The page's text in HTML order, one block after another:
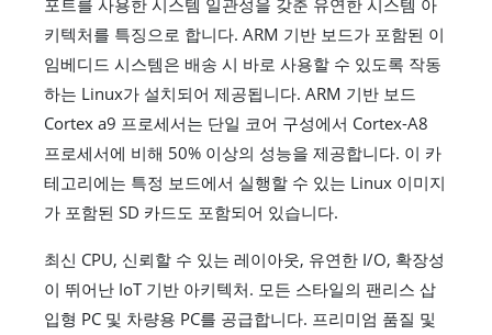
키텍처를 특징으로 합니다. ARM 기반 보드가 포함된 이
임베디드 시스템은 배송 시 바로 사용할 수 있도록 작동
하는 Linux가 설치되어 제공됩니다. ARM 기반 보드
Cortex a9 프로세서는 단일 코어 구성에서 Cortex-A8
프로세서에 비해 50% 이상의 성능을 제공합니다. 이 카
테고리에는 특정 보드에서 실행할 수 있는 Linux 이미지
가 포함된 SD 카드도 포함되어 있습니다.
최신 CPU, 신뢰할 수 있는 레이아웃, 유연한 I/O, 확장성
이 뛰어난 IoT 기반 아키텍처. 모든 스타일의 팬리스 삽
입형 PC 및 차량용 PC를 공급합니다. 프리미엄 품질 및